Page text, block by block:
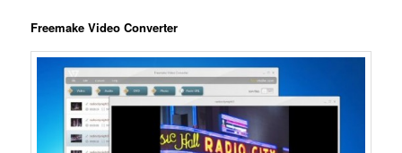
Freemake Video Converter